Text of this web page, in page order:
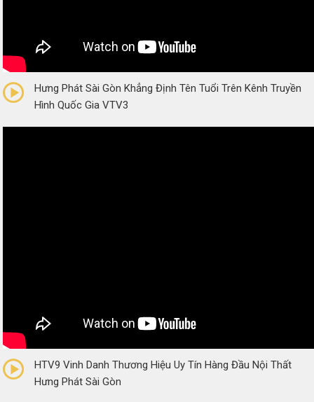
(0 Reviews)
Hưng Phát Sài Gòn Khẳng Định Tên Tuổi Trên Kênh Truyền
Hình Quốc Gia VTV3
(0 Reviews)
HTV9 Vinh Danh Thương Hiệu Uy Tín Hàng Đầu Nội Thất
Hưng Phát Sài Gòn